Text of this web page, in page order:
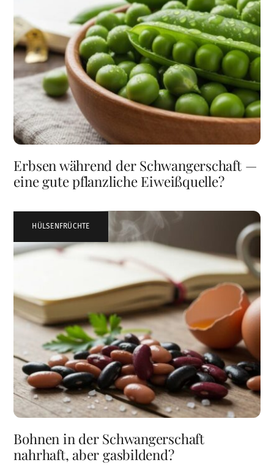
Erbsen während der Schwangerschaft —
eine gute pflanzliche Eiweißquelle?
HÜLSENFRÜCHTE
Bohnen in der Schwangerschaft
nahrhaft, aber gasbildend?